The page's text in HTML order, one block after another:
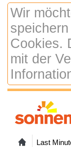
Wir
Cookies.
mit der
Last